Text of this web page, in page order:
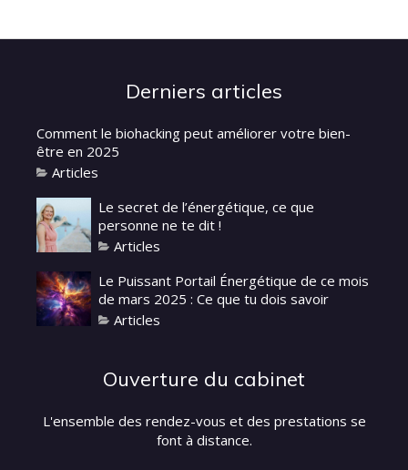
Derniers articles
Comment le biohacking peut améliorer votre bien-
être en 2025
Articles
Le secret de l’énergétique, ce que
personne ne te dit !
Articles
Le Puissant Portail Énergétique de ce mois
de mars 2025 : Ce que tu dois savoir
Articles
Ouverture du cabinet
L'ensemble des rendez-vous et des prestations se
font à distance.